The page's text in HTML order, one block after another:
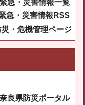
緊急・災害情報一覧
急・災害情報RSS
災・危機管理ページ
奈良県防災ポータル